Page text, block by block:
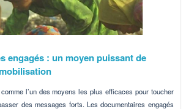
engagés : un moyen puissant de
l’un des moyens les plus efficaces pour toucher
des messages forts. Les documentaires engagés